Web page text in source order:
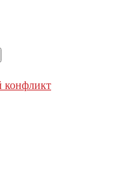
конфликт